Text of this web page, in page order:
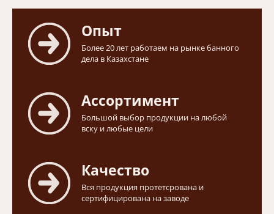
Опыт
Более 20 лет работаем на рынке банного
дела в Казахстане
Ассортимент
Большой выбор продукции на любой
вску и любые цели
Качество
Вся продукция протетсрована и
сертифицирована на заводе